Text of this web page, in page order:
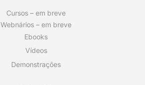
Cursos – em breve
Webnários – em breve
Ebooks
Vídeos
Demonstrações